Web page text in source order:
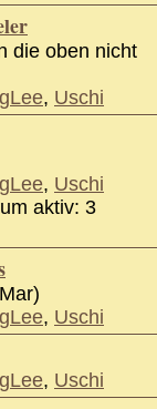
die oben nicht
, Uschi
, Uschi
aktiv: 3
, Uschi
, Uschi